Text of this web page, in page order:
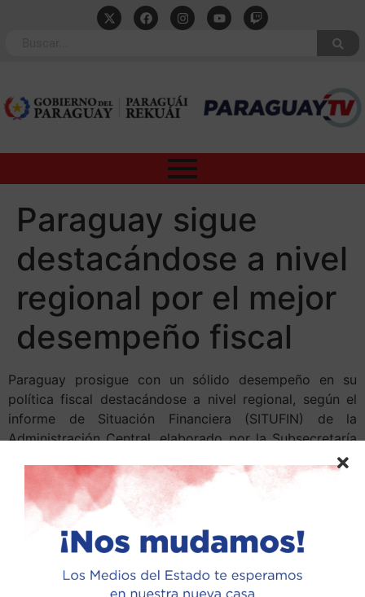
Paraguay sigue
destacándose a nivel
regional por el mejor
desempeño fiscal
Paraguay prosigue con un sólido desempeño en su
política fiscal destacándose a nivel regional, según el
informe de Situación Financiera (SITUFIN) de la
Administración Central, elaborado por la Subsecretaría
de Estado de Economía del Ministerio de Hacienda. El
déficit fiscal de la Administración Central, acumulado a
agosto de 2017, asciende a 1.040 mil millones de
guaraníes (equivalentes a USD 186 millones), lo cual
representa el 0,6% del PIB y el 1,4% anualizado.
El documento fue presentado este viernes por el
viceministro de Economía, Humberto Colmán, y la